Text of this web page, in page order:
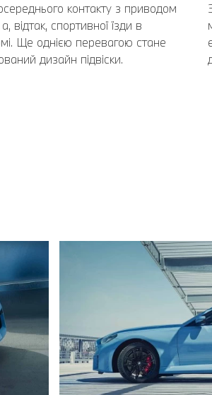
контакту з приводом
відтак, спортивної їзди в
Ще однією перевагою стане
дизайн підвіски.